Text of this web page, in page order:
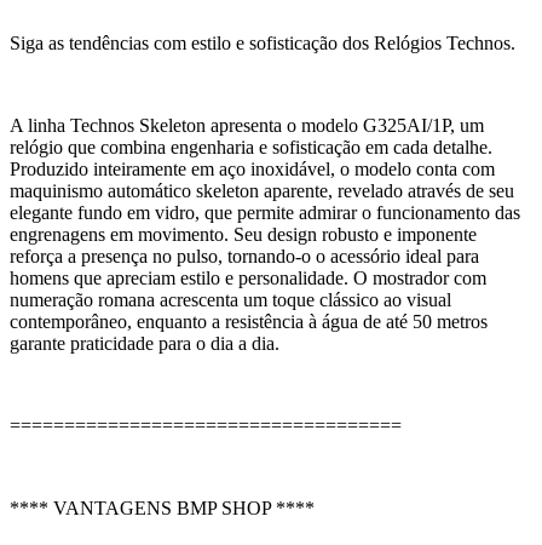
Siga as tendências com estilo e sofisticação dos Relógios Technos.
A linha Technos Skeleton apresenta o modelo G325AI/1P, um
relógio que combina engenharia e sofisticação em cada detalhe.
Produzido inteiramente em aço inoxidável, o modelo conta com
maquinismo automático skeleton aparente, revelado através de seu
elegante fundo em vidro, que permite admirar o funcionamento das
engrenagens em movimento. Seu design robusto e imponente
reforça a presença no pulso, tornando-o o acessório ideal para
homens que apreciam estilo e personalidade. O mostrador com
numeração romana acrescenta um toque clássico ao visual
contemporâneo, enquanto a resistência à água de até 50 metros
garante praticidade para o dia a dia.
====================================
**** VANTAGENS BMP SHOP ****